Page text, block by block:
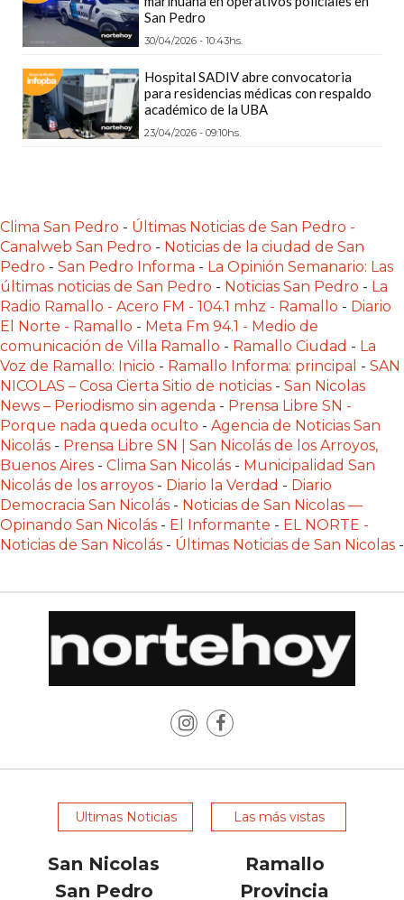
TIENDA
ONLINE
QUE
LAS
IA
WHATSAPP
SIN
PAGAR
COMISIÓN
CREAR
TIENDA
ONLINE
SIN
COMISIÓN
POR
VENTA
POR
QUÉ
CADA
ELIGEN
CHANGUITO.COM.AR
MEJOR
WHATSAPP
2026:
San Pedro
30/04/2026 - 10:43hs.
Hospital SADIV abre convocatoria
para residencias médicas con respaldo
académico de la UBA
23/04/2026 - 09:10hs.
Clima San Pedro - Últimas Noticias de San Pedro -
Canalweb San Pedro - Noticias de la ciudad de San
Pedro - San Pedro Informa - La Opinión Semanario: Las
últimas noticias de San Pedro - Noticias San Pedro - La
Radio Ramallo - Acero FM - 104.1 mhz - Ramallo - Diario
El Norte - Ramallo - Meta Fm 94.1 - Medio de
comunicación de Villa Ramallo - Ramallo Ciudad - La
Voz de Ramallo: Inicio - Ramallo Informa: principal - SAN
NICOLAS – Cosa Cierta Sitio de noticias - San Nicolas
News – Periodismo sin agenda - Prensa Libre SN -
Porque nada queda oculto - Agencia de Noticias San
Nicolás - Prensa Libre SN | San Nicolás de los Arroyos,
Buenos Aires - Clima San Nicolás - Municipalidad San
Nicolás de los arroyos - Diario la Verdad - Diario
Democracia San Nicolás - Noticias de San Nicolas —
Opinando San Nicolás - El Informante - EL NORTE -
Noticias de San Nicolás - Últimas Noticias de San Nicolas -
Ultimas Noticias Las más vistas
San Nicolas
Ramallo
San Pedro
Provincia